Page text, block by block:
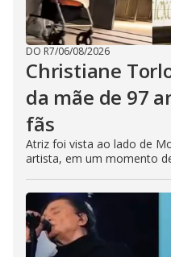
DO R7/06/08/2026
Christiane
da mãe de 97
fãs
Atriz foi vista ao lado de
artista, em um momento